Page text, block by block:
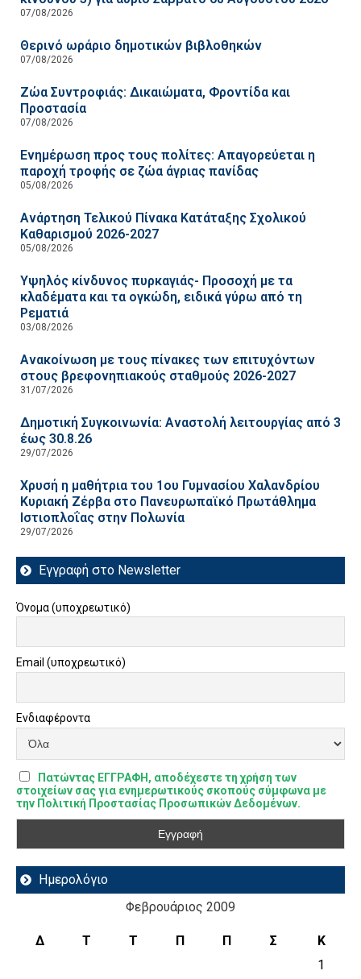
07/08/2026
Θερινό ωράριο δημοτικών βιβλοθηκών
07/08/2026
Ζώα Συντροφιάς: Δικαιώματα, Φροντίδα και
Προστασία
07/08/2026
Ενημέρωση προς τους πολίτες: Απαγορεύεται η
παροχή τροφής σε ζώα άγριας πανίδας
05/08/2026
Ανάρτηση Τελικού Πίνακα Κατάταξης Σχολικού
Καθαρισμού 2026-2027
05/08/2026
Υψηλός κίνδυνος πυρκαγιάς- Προσοχή με τα
κλαδέματα και τα ογκώδη, ειδικά γύρω από τη
Ρεματιά
03/08/2026
Ανακοίνωση με τους πίνακες των επιτυχόντων
στους βρεφονηπιακούς σταθμούς 2026-2027
31/07/2026
Δημοτική Συγκοινωνία: Αναστολή λειτουργίας από 3
έως 30.8.26
29/07/2026
Χρυσή η μαθήτρια του 1ου Γυμνασίου Χαλανδρίου
Κυριακή Ζέρβα στο Πανευρωπαϊκό Πρωτάθλημα
Ιστιοπλοΐας στην Πολωνία
29/07/2026
Εγγραφή στο Newsletter
Όνομα (υποχρεωτικό)
Email (υποχρεωτικό)
Ενδιαφέροντα
Πατώντας ΕΓΓΡΑΦΗ, αποδέχεστε τη χρήση των
στοιχείων σας για ενημερωτικούς σκοπούς σύμφωνα με
την Πολιτική Προστασίας Προσωπικών Δεδομένων.
Ημερολόγιο
Φεβρουάριος 2009
Δ Τ Τ Π Π Σ
Κ
1